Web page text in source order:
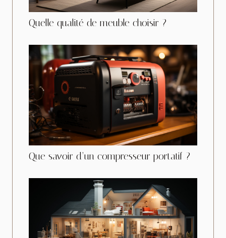
Quelle qualité de meuble choisir ?
Que savoir d’un compresseur portatif ?